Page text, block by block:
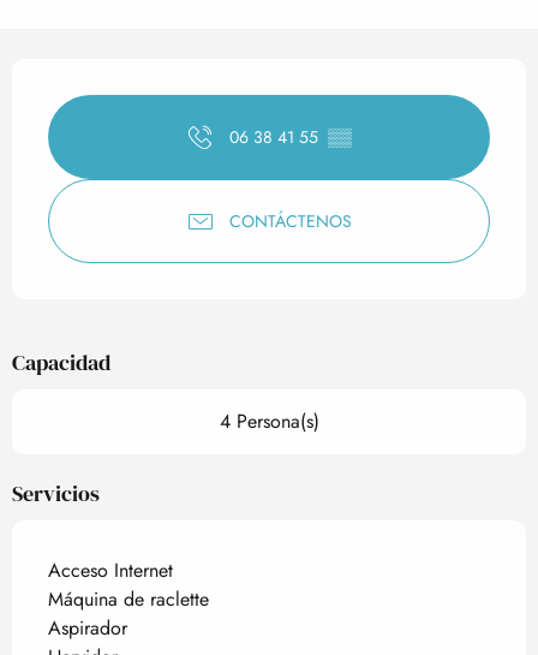
Horarios y datos de
06 38 41 55 ▒▒
CONTÁCTENOS
Capacidad
4 Persona(s)
Servicios
Acceso Internet
Máquina de raclette
Aspirador